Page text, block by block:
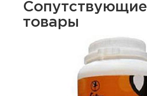
Сопутствующие
товары